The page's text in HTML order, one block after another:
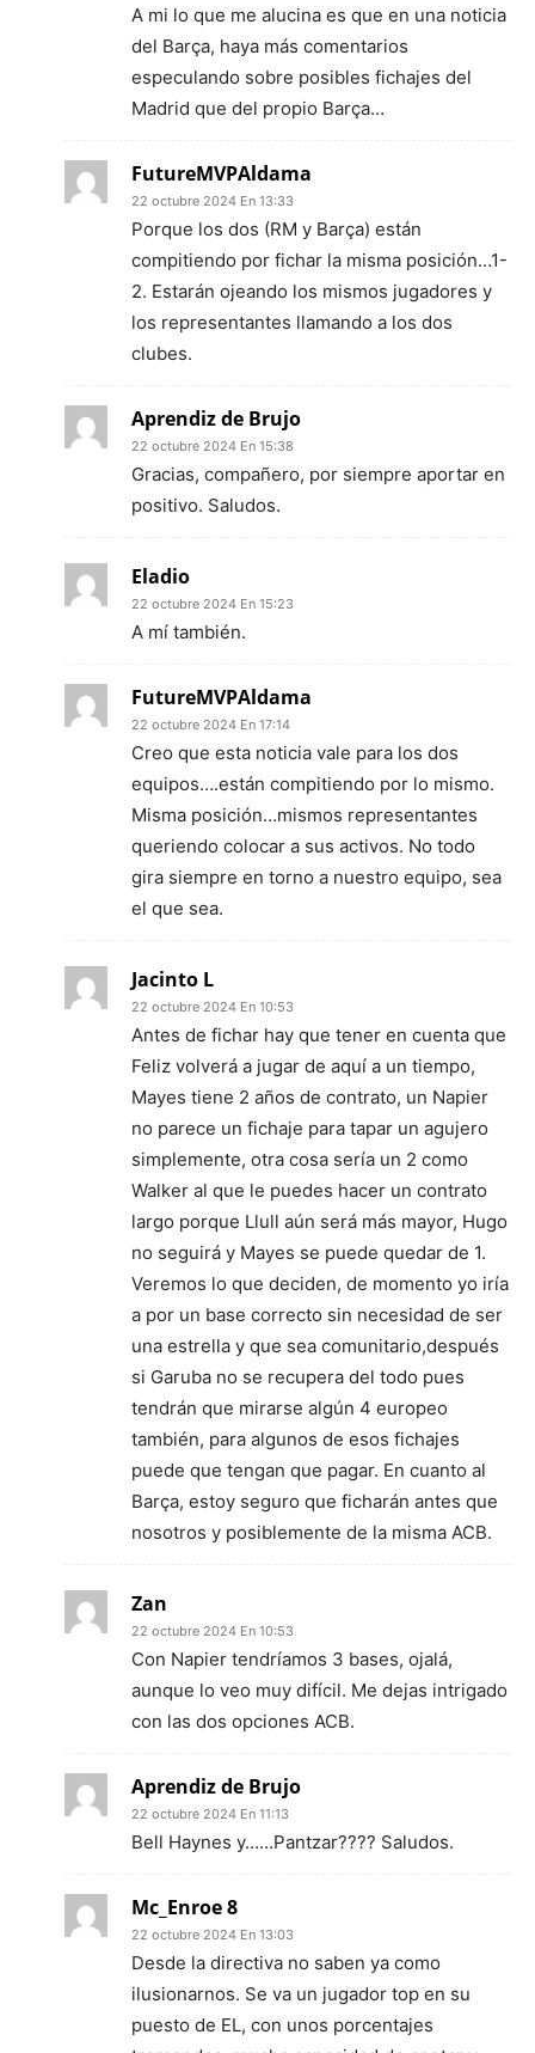
A mi lo que me alucina es que en una noticia
del Barça, haya más comentarios
especulando sobre posibles fichajes del
Madrid que del propio Barça…
FutureMVPAldama
22 octubre 2024 En 13:33
Porque los dos (RM y Barça) están
compitiendo por fichar la misma posición…1-
2. Estarán ojeando los mismos jugadores y
los representantes llamando a los dos
clubes.
Aprendiz de Brujo
22 octubre 2024 En 15:38
Gracias, compañero, por siempre aportar en
positivo. Saludos.
Eladio
22 octubre 2024 En 15:23
A mí también.
FutureMVPAldama
22 octubre 2024 En 17:14
Creo que esta noticia vale para los dos
equipos….están compitiendo por lo mismo.
Misma posición…mismos representantes
queriendo colocar a sus activos. No todo
gira siempre en torno a nuestro equipo, sea
el que sea.
Jacinto L
22 octubre 2024 En 10:53
Antes de fichar hay que tener en cuenta que
Feliz volverá a jugar de aquí a un tiempo,
Mayes tiene 2 años de contrato, un Napier
no parece un fichaje para tapar un agujero
simplemente, otra cosa sería un 2 como
Walker al que le puedes hacer un contrato
largo porque Llull aún será más mayor, Hugo
no seguirá y Mayes se puede quedar de 1.
Veremos lo que deciden, de momento yo iría
a por un base correcto sin necesidad de ser
una estrella y que sea comunitario,después
si Garuba no se recupera del todo pues
tendrán que mirarse algún 4 europeo
también, para algunos de esos fichajes
puede que tengan que pagar. En cuanto al
Barça, estoy seguro que ficharán antes que
nosotros y posiblemente de la misma ACB.
Zan
22 octubre 2024 En 10:53
Con Napier tendríamos 3 bases, ojalá,
aunque lo veo muy difícil. Me dejas intrigado
con las dos opciones ACB.
Aprendiz de Brujo
22 octubre 2024 En 11:13
Bell Haynes y……Pantzar???? Saludos.
Mc_Enroe 8
22 octubre 2024 En 13:03
Desde la directiva no saben ya como
ilusionarnos. Se va un jugador top en su
puesto de EL, con unos porcentajes